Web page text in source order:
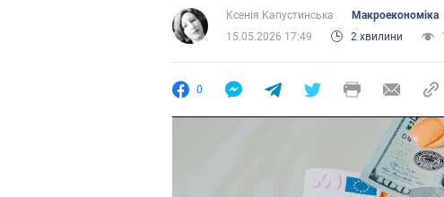
Ксенія Капустинська
Mакроекономіка
15.05.2026 17:49
2 хвилини
0